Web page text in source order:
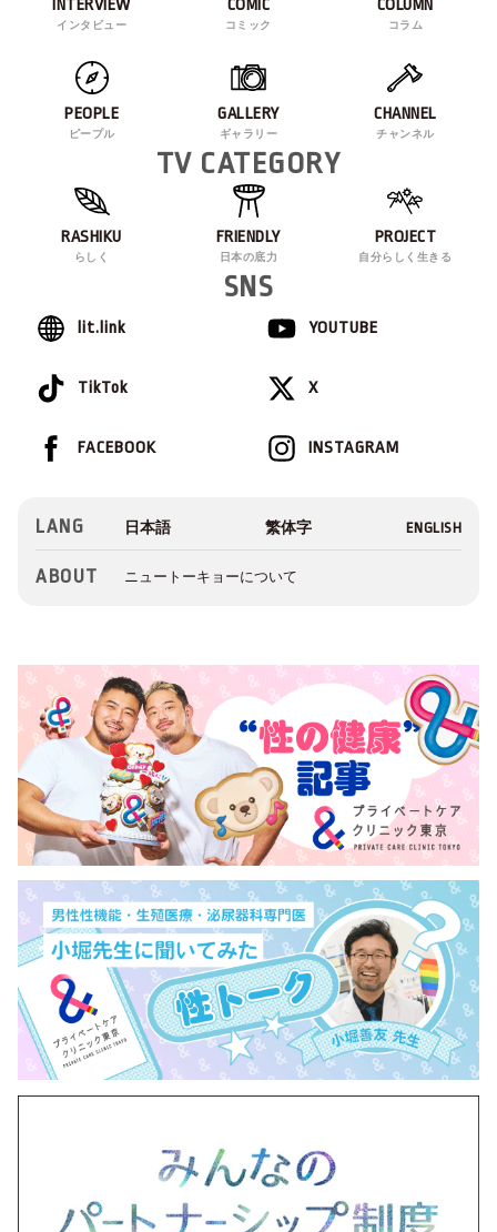
INTERVIEW
インタビュー
COMIC
コミック
COLUMN
コラム
PEOPLE
ピープル
GALLERY
ギャラリー
CHANNEL
チャンネル
TV CATEGORY
RASHIKU
らしく
FRIENDLY
日本の底力
PROJECT
自分らしく生きる
SNS
lit.link YOUTUBE
TikTok X
INSTAGRAM
FACEBOOK
LANG
ABOUT ニュートーキョーについて